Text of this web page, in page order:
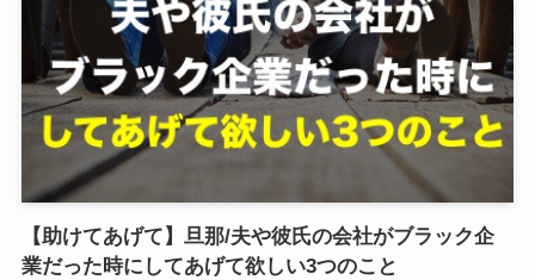
【助けてあげて】旦那/夫や彼氏の会社がブラック企
業だった時にしてあげて欲しい3つのこと